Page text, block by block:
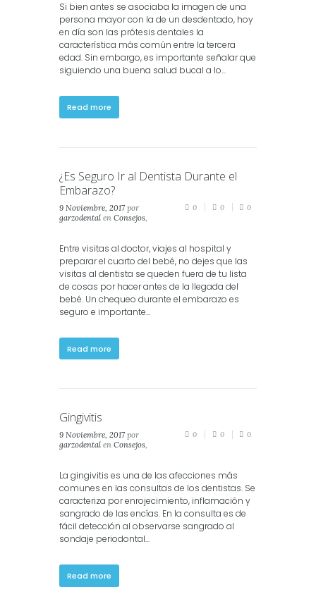
Si bien antes se asociaba la imagen de una
persona mayor con la de un desdentado, hoy
en día son las prótesis dentales la
característica más común entre la tercera
edad. Sin embargo, es importante señalar que
siguiendo una buena salud bucal a lo...
Read more
¿Es Seguro Ir al Dentista Durante el
Embarazo?
9 Noviembre, 2017 por
garzodental en Consejos,
0 0 0
Entre visitas al doctor, viajes al hospital y
preparar el cuarto del bebé, no dejes que las
visitas al dentista se queden fuera de tu lista
de cosas por hacer antes de la llegada del
bebé. Un chequeo durante el embarazo es
seguro e importante...
Read more
Gingivitis
9 Noviembre, 2017 por
garzodental en Consejos,
0 0 0
La gingivitis es una de las afecciones más
comunes en las consultas de los dentistas. Se
caracteriza por enrojecimiento, inflamación y
sangrado de las encías. En la consulta es de
fácil detección al observarse sangrado al
sondaje periodontal...
Read more